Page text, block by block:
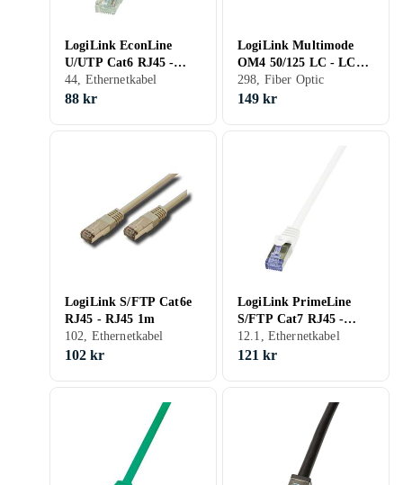
LogiLink EconLine
U/UTP Cat6 RJ45 -
RJ45 2m
44, Ethernetkabel
88 kr
LogiLink Multimode
OM4 50/125 LC - LC
0,5m
298, Fiber Optic
149 kr
LogiLink S/FTP Cat6e
RJ45 - RJ45 1m
102, Ethernetkabel
102 kr
LogiLink PrimeLine
S/FTP Cat7 RJ45 -
RJ45 LSZH 10m
12.1, Ethernetkabel
121 kr